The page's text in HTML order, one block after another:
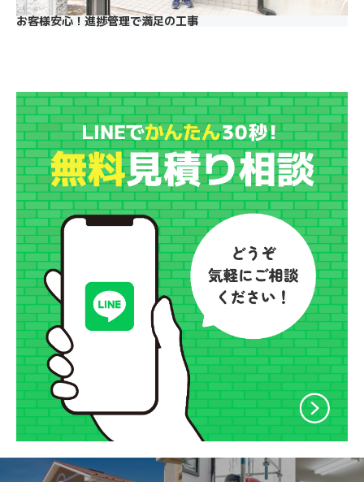
お客様安心！進捗管理で満足の工事